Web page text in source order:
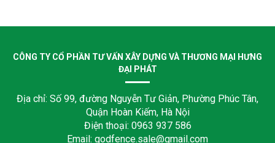
CÔNG TY CỔ PHẦN TƯ VẤN XÂY DỰNG VÀ THƯƠNG MẠI HƯNG
ĐẠI PHÁT
Địa chỉ: Số 99, đường Nguyễn Tư Giản, Phường Phúc Tân,
Quận Hoàn Kiếm, Hà Nội
Điện thoại: 0963 937 586
Email: godfence.sale@gmail.com